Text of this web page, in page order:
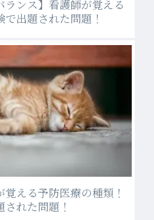
ランス】看護師が覚える
出題された問題！
覚える予防医療の種類！
れた問題！